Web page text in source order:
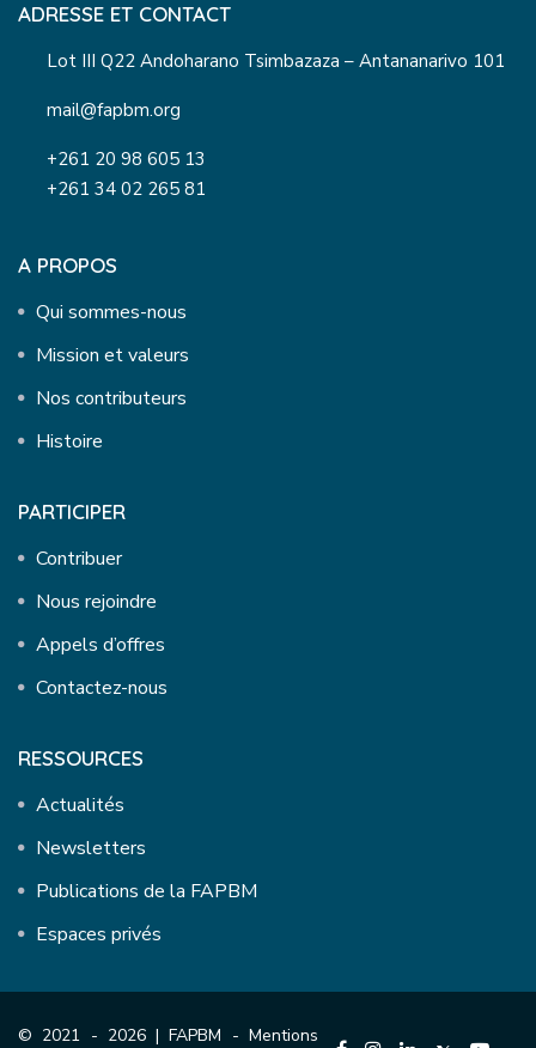
ADRESSE ET CONTACT
Lot III Q22 Andoharano Tsimbazaza – Antananarivo 101
mail@fapbm.org
+261 20 98 605 13
+261 34 02 265 81
A PROPOS
Qui sommes-nous
Mission et valeurs
Nos contributeurs
Histoire
PARTICIPER
Contribuer
Nous rejoindre
Appels d’offres
Contactez-nous
RESSOURCES
Actualités
Newsletters
Publications de la FAPBM
Espaces privés
© 2021 - 2026 | FAPBM - Mentions